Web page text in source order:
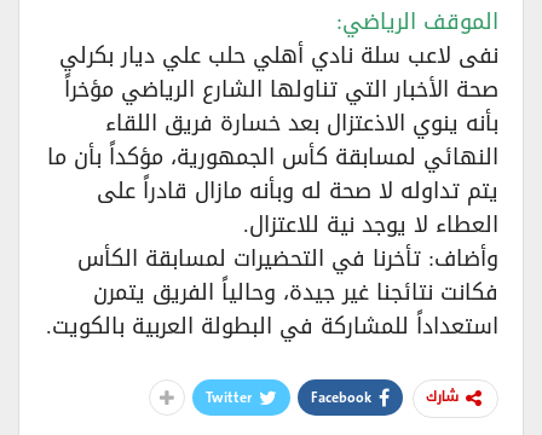
الموقف الرياضي:
نفى لاعب سلة نادي أهلي حلب علي ديار بكرلي
صحة الأخبار التي تناولها الشارع الرياضي مؤخراً
بأنه ينوي الاذعتزال بعد خسارة فريق اللقاء
النهائي لمسابقة كأس الجمهورية، مؤكداً بأن ما
يتم تداوله لا صحة له وبأنه مازال قادراً على
العطاء لا يوجد نية للاعتزال.
وأضاف: تأخرنا في التحضيرات لمسابقة الكأس
فكانت نتائجنا غير جيدة، وحالياً الفريق يتمرن
استعداداً للمشاركة في البطولة العربية بالكويت.
شارك Facebook
Twitter